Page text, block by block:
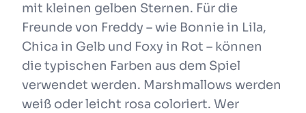
mit kleinen gelben Sternen. Für die
Freunde von Freddy – wie Bonnie in Lila,
Chica in Gelb und Foxy in Rot – können
die typischen Farben aus dem Spiel
verwendet werden. Marshmallows werden
weiß oder leicht rosa coloriert. Wer